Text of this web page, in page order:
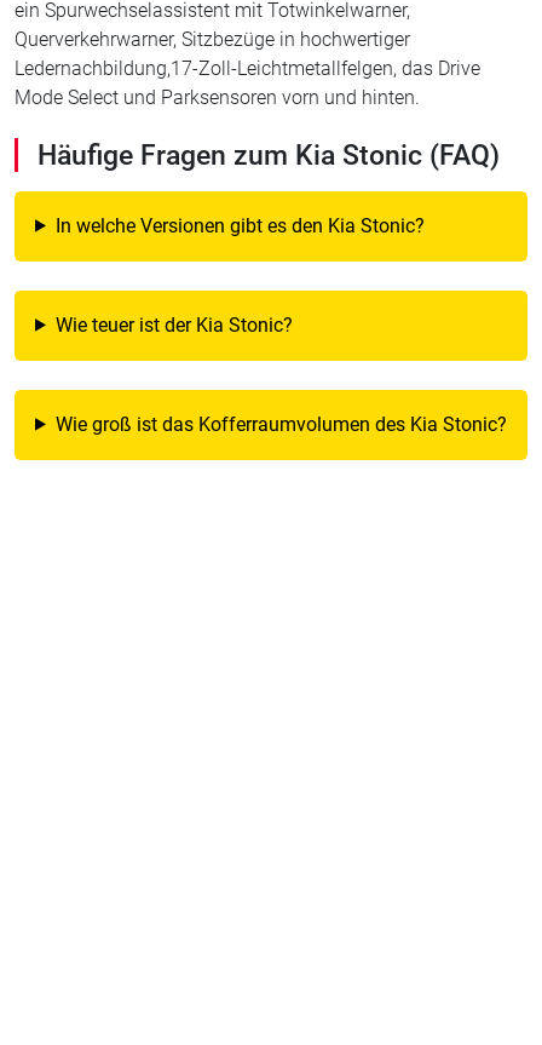
ein Spurwechselassistent mit Totwinkelwarner,
Querverkehrwarner, Sitzbezüge in hochwertiger
Ledernachbildung,17-Zoll-Leichtmetallfelgen, das Drive
Mode Select und Parksensoren vorn und hinten.
Häufige Fragen zum Kia Stonic (FAQ)
In welche Versionen gibt es den Kia Stonic?
Wie teuer ist der Kia Stonic?
Wie groß ist das Kofferraumvolumen des Kia Stonic?